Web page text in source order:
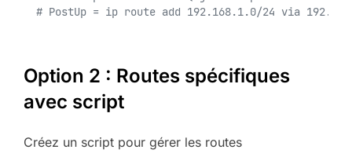
# PostUp = ip route add 192.168.1.0/24 via
Option 2 : Routes spécifiques
avec script
Créez un script pour gérer les routes